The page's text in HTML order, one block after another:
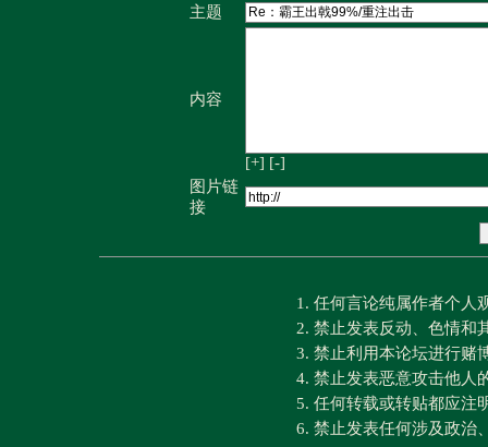
主题
内容
[+] [-]
图片链
接
1. 任何言论纯属作者个人
2. 禁止发表反动、色情和
3. 禁止利用本论坛进行赌
4. 禁止发表恶意攻击他人
5. 任何转载或转贴都应注
6. 禁止发表任何涉及政治